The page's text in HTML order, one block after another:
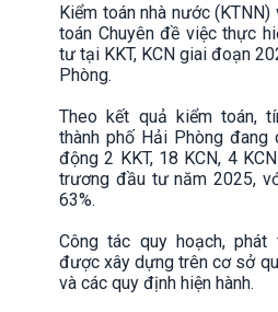
Kiểm toán nhà nước
toán Chuyên đề việc thực
tư tại KKT, KCN giai đoạn
Phòng.
Theo kết quả kiểm toán,
thành phố Hải Phòng
động 2 KKT, 18 KCN, 4
trương đầu tư năm 2025,
63%.
Công tác quy hoạch, phát
được xây dựng trên cơ sở
và các quy định hiện hành.